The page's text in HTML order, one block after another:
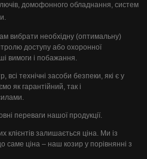
домофонного обладнання, систем
вибрати необхідну (оптимальну)
доступу або охоронної
вимоги і побажання.
всі технічні засоби безпеки, які є у
як гарантійний, так і
переваги нашої продукції.
залишається ціна. Ми із
ціна – наш козир у порівнянні з